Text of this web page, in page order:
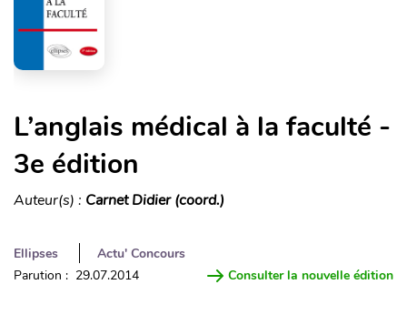
L’anglais médical à la faculté -
3e édition
Auteur(s) : Carnet Didier (coord.)
Ellipses
Actu' Concours
Parution : 29.07.2014
Consulter la nouvelle édition